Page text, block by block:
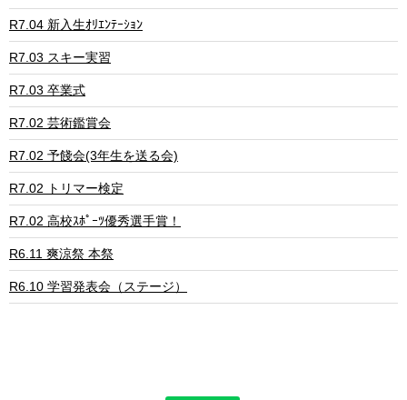
R7.04 新入生ｵﾘｴﾝﾃｰｼｮﾝ
R7.03 スキー実習
R7.03 卒業式
R7.02 芸術鑑賞会
R7.02 予餞会(3年生を送る会)
R7.02 トリマー検定
R7.02 高校ｽﾎﾟｰﾂ優秀選手賞！
R6.11 爽涼祭 本祭
R6.10 学習発表会（ステージ）